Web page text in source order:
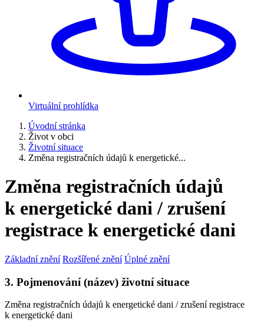
Virtuální prohlídka
Úvodní stránka
Život v obci
Životní situace
Změna registračních údajů k energetické...
Změna registračních údajů
k energetické dani / zrušení
registrace k energetické dani
Základní znění Rozšířené znění Úplné znění
3. Pojmenování (název) životní situace
Změna registračních údajů k energetické dani / zrušení registrace
k energetické dani